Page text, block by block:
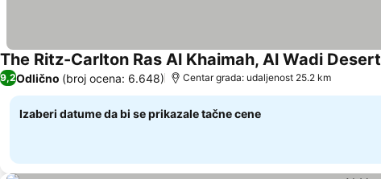
The Ritz-Carlton Ras Al Khaimah, Al Wadi Desert
9,2Odlično (broj ocena: 6.648) Centar grada: udaljenost 25.2 km
Izaberi datume da bi se prikazale tačne cene